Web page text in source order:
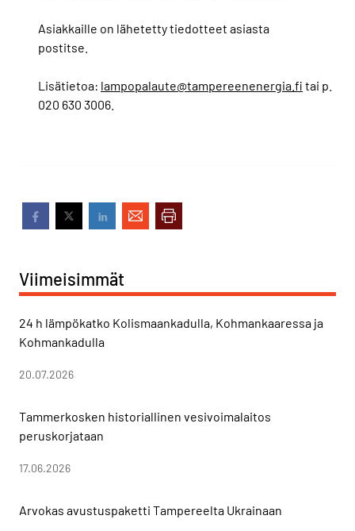
Asiakkaille on lähetetty tiedotteet asiasta
postitse.
Lisätietoa: lampopalaute@tampereenenergia.fi tai p.
020 630 3006.
Viimeisimmät
24 h lämpökatko Kolismaankadulla, Kohmankaaressa ja
Kohmankadulla
20.07.2026
Tammerkosken historiallinen vesivoimalaitos
peruskorjataan
17.06.2026
Arvokas avustuspaketti Tampereelta Ukrainaan